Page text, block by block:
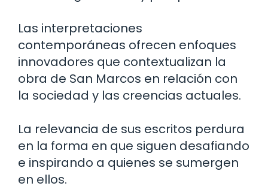
Las interpretaciones
contemporáneas ofrecen enfoques
innovadores que contextualizan la
obra de San Marcos en relación con
la sociedad y las creencias actuales.
La relevancia de sus escritos perdura
en la forma en que siguen desafiando
e inspirando a quienes se sumergen
en ellos.